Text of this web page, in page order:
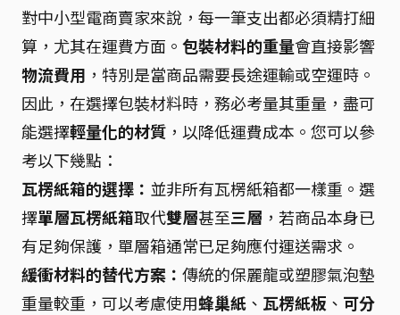
對中小型電商賣家來說，每一筆支出都必須精打細
算，尤其在運費方面。 包裝材料的重量會直接影響
物流費用 ，特別是當商品需要長途運輸或空運時。
因此，在選擇包裝材料時，務必考量其重量，盡可
能選擇輕量化的材質 ，以降低運費成本。您可以參
考以下幾點：
瓦楞紙箱的選擇： 並非所有瓦楞紙箱都一樣重。選
擇單層瓦楞紙箱取代雙層甚至三層 ，若商品本身已
有足夠保護，單層箱通常已足夠應付運送需求。
緩衝材料的替代方案： 傳統的保麗龍或塑膠氣泡墊
重量較重，可以考慮使用蜂巢紙 、 瓦楞紙板 、 可分